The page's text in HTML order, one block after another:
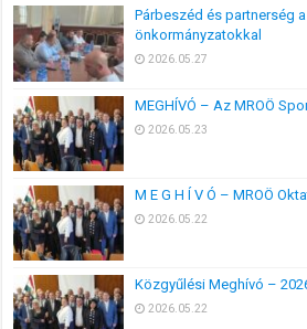
Párbeszéd és partnerség
önkormányzatokkal
2026.05.27
MEGHÍVÓ – Az MROÖ
2026.05.23
M E G H Í V Ó – MROÖ
2026.05.22
Közgyűlési Meghívó –
2026.05.22